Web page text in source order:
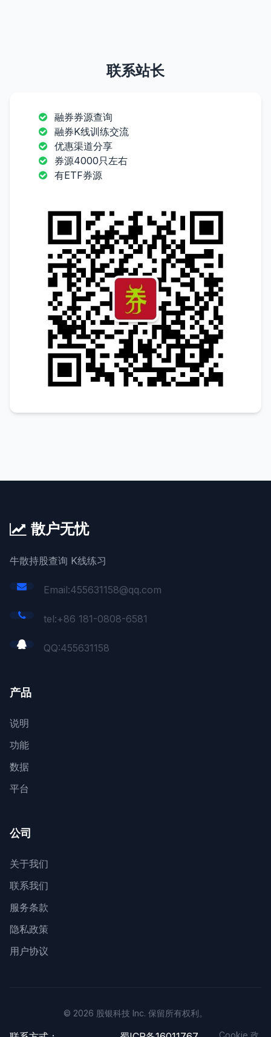
联系站长
融券券源查询
融券K线训练交流
优惠渠道分享
券源4000只左右
有ETF券源
散户无忧
牛散持股查询 K线练习
Email:455631158@qq.com
tel:+86 181-0808-6581
QQ:455631158
产品
说明
功能
数据
平台
公司
关于我们
联系我们
服务条款
隐私政策
用户协议
© 2026 股银科技 Inc. 保留所有权利。
Cookie 政